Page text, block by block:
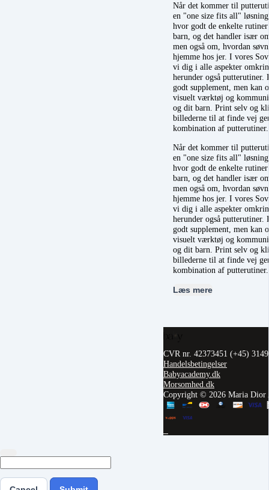
Når det kommer til
en "one size fits all"
hvor godt de enkelte
barn, og det handler især
men også om, hvordan
hjemme hos jer. I vores
vi dig i alle aspekter
herunder også putterutiner.
godt supplement, men kan
visuelt værktøj og
og dit barn. Print selv og
billederne til at finde vej
kombination af
Når det kommer til
en "one size fits all"
hvor godt de enkelte
barn, og det handler især
men også om, hvordan
hjemme hos jer. I vores
vi dig i alle aspekter
herunder også putterutiner.
godt supplement, men kan
visuelt værktøj og
og dit barn. Print selv og
billederne til at finde vej
kombination af
Læs mere
CVR nr. 42373451 (+45)
Handelsbetingelser
Babyacademy.dk
Morsomhed.dk
Copyright © 2026 Maria Dior